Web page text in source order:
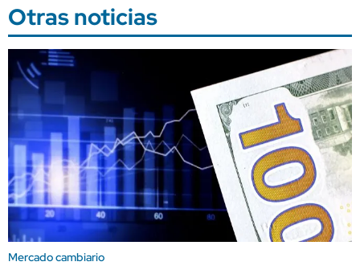
Otras noticias
Mercado cambiario